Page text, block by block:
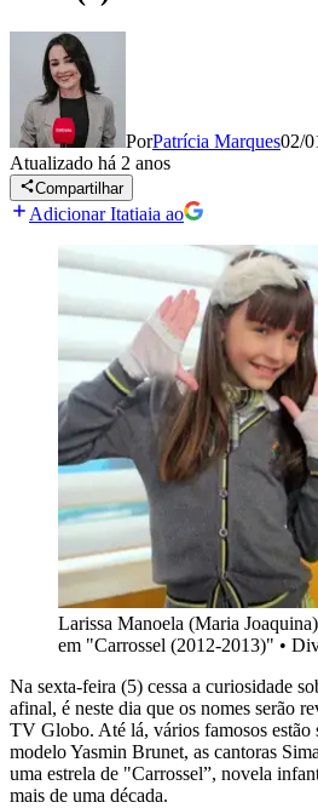
PorPatrícia Marques02/
Atualizado há 2 anos
Compartilhar
Adicionar Itatiaia ao
Larissa Manoela (Maria
em "Carrossel (2012-2013)" •
Na sexta-feira (5) cessa a curiosidade
afinal, é neste dia que os nomes serão
TV Globo. Até lá, vários famosos estão
modelo Yasmin Brunet, as cantoras
uma estrela de "Carrossel”, novela
mais de uma década.